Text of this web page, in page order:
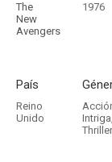
The
New
Avengers
1976
País
Reino
Unido
Intriga,
Thriller